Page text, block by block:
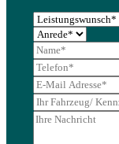
Bitte
lasse
dieses
Feld
leer.